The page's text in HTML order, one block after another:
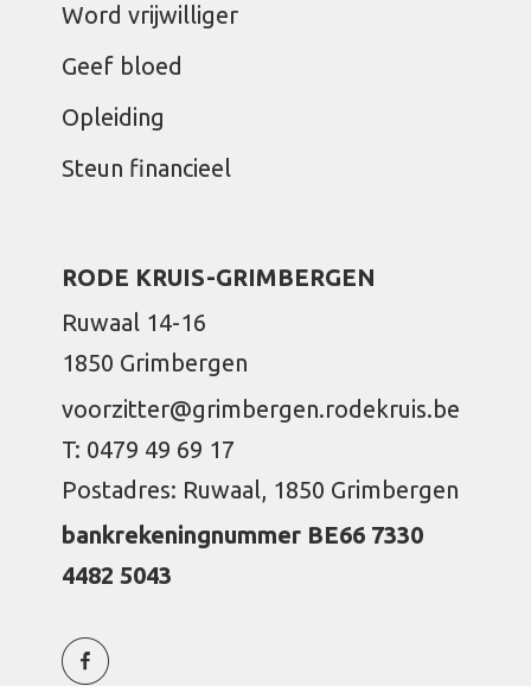
Word vrijwilliger
Geef bloed
Opleiding
Steun financieel
RODE KRUIS-GRIMBERGEN
Ruwaal 14-16
1850 Grimbergen
voorzitter@grimbergen.rodekruis.be
T: 0479 49 69 17
Postadres: Ruwaal, 1850 Grimbergen
bankrekeningnummer BE66 7330
4482 5043